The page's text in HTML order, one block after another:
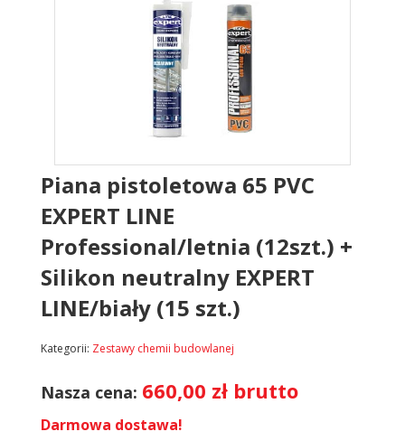
Piana pistoletowa 65 PVC
EXPERT LINE
Professional/letnia (12szt.) +
Silikon neutralny EXPERT
LINE/biały (15 szt.)
Kategorii: Zestawy chemii budowlanej
Nasza cena: 660,00 zł brutto
Darmowa dostawa!